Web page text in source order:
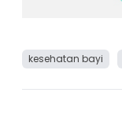
kesehatan bayi